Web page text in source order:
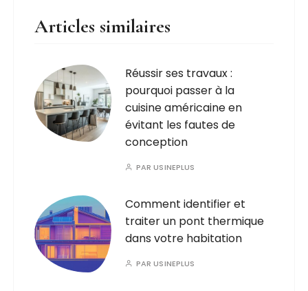
Articles similaires
Réussir ses travaux :
pourquoi passer à la
cuisine américaine en
évitant les fautes de
conception
PARUSINEPLUS
Comment identifier et
traiter un pont thermique
dans votre habitation
PARUSINEPLUS